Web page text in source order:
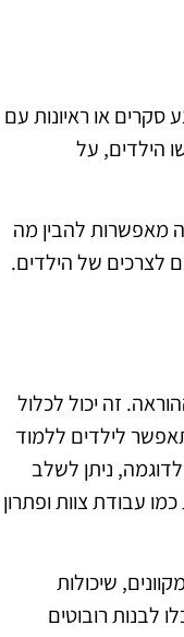
או ראיונות עם
הילדים, על
מאפשרות להבין מה
לצרכים של הילדים.
זה יכול לכלול
לילדים ללמוד
ניתן לשלב
עבודת צוות ופתרון
שיכולות
לבנות רובוטים